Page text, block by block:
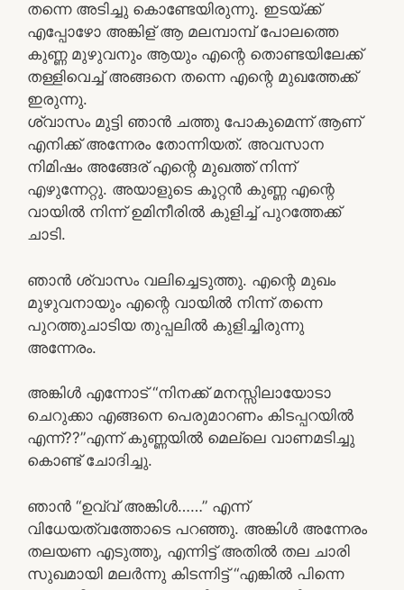
തന്നെ അടിച്ചു കൊണ്ടേയിരുന്നു. ഇടയ്ക്ക്
എപ്പോഴോ അങ്കിള് ആ മലമ്പാമ്പ് പോലത്തെ
കുണ്ണ മുഴുവനും ആയും എന്റെ തൊണ്ടയിലേക്ക്
തള്ളിവെച്ച് അങ്ങനെ തന്നെ എന്റെ മുഖത്തേക്ക്
ഇരുന്നു.
ശ്വാസം മുട്ടി ഞാൻ ചത്തു പോകുമെന്ന് ആണ്
എനിക്ക് അന്നേരം തോന്നിയത്. അവസാന
നിമിഷം അങ്ങേര് എന്റെ മുഖത്ത് നിന്ന്
എഴുന്നേറ്റു. അയാളുടെ കൂറ്റൻ കുണ്ണ എന്റെ
വായിൽ നിന്ന് ഉമിനീരിൽ കുളിച്ച് പുറത്തേക്ക്
ചാടി.
ഞാൻ ശ്വാസം വലിച്ചെടുത്തു. എന്റെ മുഖം
മുഴുവനായും എന്റെ വായിൽ നിന്ന് തന്നെ
പുറത്തുചാടിയ തുപ്പലിൽ കുളിച്ചിരുന്നു
അന്നേരം.
അങ്കിൾ എന്നോട് “നിനക്ക് മനസ്സിലായോടാ
ചെറുക്കാ എങ്ങനെ പെരുമാറണം കിടപ്പറയിൽ
എന്ന്??”എന്ന് കുണ്ണയിൽ മെല്ലെ വാണമടിച്ചു
കൊണ്ട് ചോദിച്ചു.
ഞാൻ “ഉവ്വ് അങ്കിൾ……” എന്ന്
വിധേയത്വത്തോടെ പറഞ്ഞു. അങ്കിൾ അന്നേരം
തലയണ എടുത്തു, എന്നിട്ട് അതിൽ തല ചാരി
സുഖമായി മലർന്നു കിടന്നിട്ട് “എങ്കിൽ പിന്നെ